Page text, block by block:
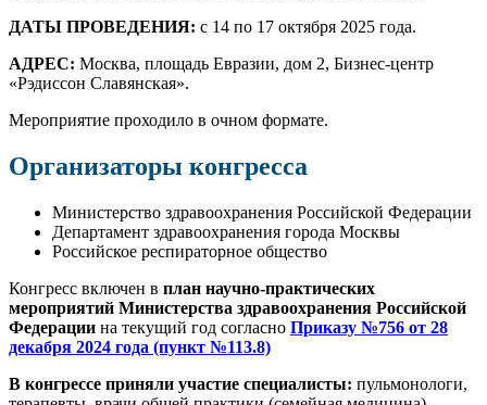
ДАТЫ ПРОВЕДЕНИЯ: с 14 по 17 октября 2025 года.
АДРЕС: Москва, площадь Евразии, дом 2, Бизнес-центр
«Рэдиссон Славянская».
Мероприятие проходило в очном формате.
Организаторы конгресса
Министерство здравоохранения Российской Федерации
Департамент здравоохранения города Москвы
Российское респираторное общество
Конгресс включен в план научно-практических
мероприятий Министерства здравоохранения Российской
Федерации на текущий год согласно Приказу №756 от 28
декабря 2024 года (пункт №113.8)
В конгрессе приняли участие специалисты: пульмонологи,